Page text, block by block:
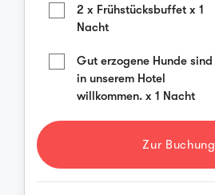
2 x Frühstücksbuffet x 1
Nacht
Gut erzogene Hunde sind
in unserem Hotel
willkommen. x 1 Nacht
Zur Buchung